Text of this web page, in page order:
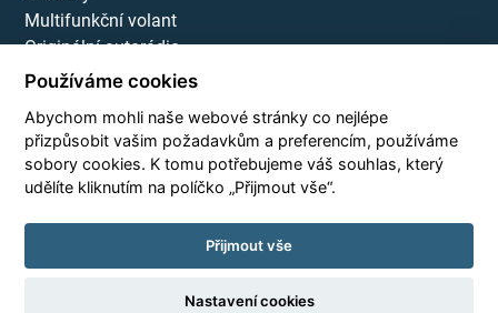
Multifunkční volant
Originální autorádio
Palubní počítač
Parkovací senzory zadní
Senzor stěračů
Senzor tlaku v pneumatikách
Tempomat
Používáme cookies
Abychom mohli naše webové stránky co nejlépe
přizpůsobit vašim požadavkům a preferencím, používáme
sobory cookies. K tomu potřebujeme váš souhlas, který
udělíte kliknutím na políčko „Přijmout vše“.
Přijmout vše
Nastavení cookies